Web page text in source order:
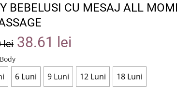
BEBELUSI CU MESAJ ALL
lei 38.61 lei
6 Luni 9 Luni 12 Luni 18 Luni